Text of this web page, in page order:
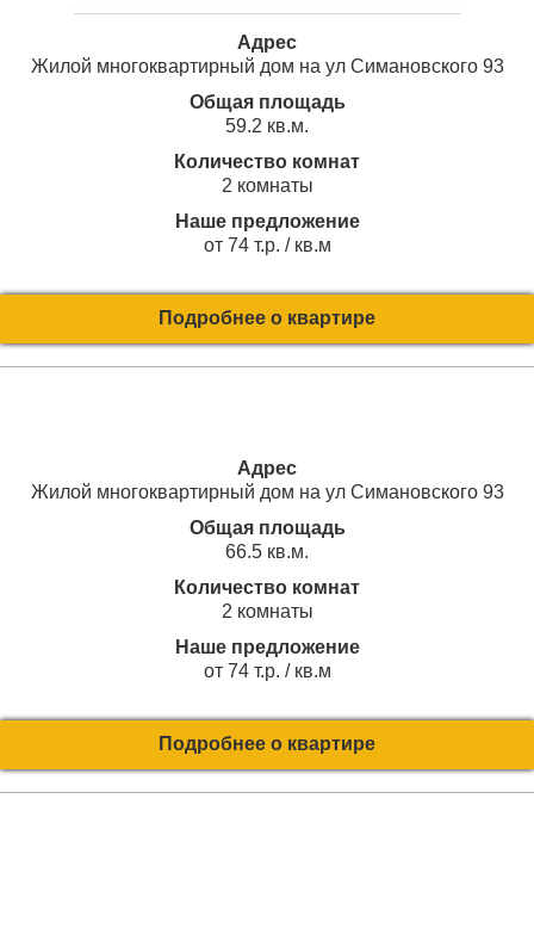
Адрес
Жилой многоквартирный дом на ул Симановского 93
Общая площадь
59.2 кв.м.
Количество комнат
2 комнаты
Наше предложение
от 74 т.р. / кв.м
Подробнее о квартире
Адрес
Жилой многоквартирный дом на ул Симановского 93
Общая площадь
66.5 кв.м.
Количество комнат
2 комнаты
Наше предложение
от 74 т.р. / кв.м
Подробнее о квартире